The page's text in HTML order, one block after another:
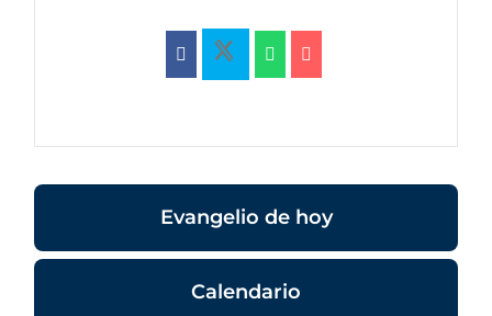
Evangelio de hoy
Calendario